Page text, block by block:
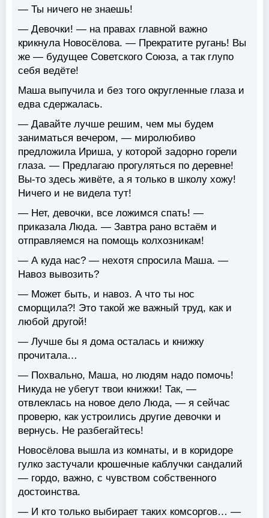
— Ты ничего не знаешь!
— Девочки! — на правах главной важно
крикнула Новосёлова. — Прекратите ругань! Вы
же — будущее Советского Союза, а так глупо
себя ведёте!
Маша выпучила и без того округленные глаза и
едва сдержалась.
— Давайте лучше решим, чем мы будем
заниматься вечером, — миролюбиво
предложила Ириша, у которой задорно горели
глаза. — Предлагаю прогуляться по деревне!
Вы-то здесь живёте, а я только в школу хожу!
Ничего и не видела тут!
— Нет, девочки, все ложимся спать! —
приказала Люда. — Завтра рано встаём и
отправляемся на помощь колхозникам!
— А куда нас? — нехотя спросила Маша. —
Навоз вывозить?
— Может быть, и навоз. А что ты нос
сморщила?! Это такой же важный труд, как и
любой другой!
— Лучше бы я дома осталась и книжку
прочитала…
— Похвально, Маша, но людям надо помочь!
Никуда не убегут твои книжки! Так, —
отвлеклась на новое дело Люда, — я сейчас
проверю, как устроились другие девочки и
вернусь. Не разбегайтесь!
Новосёлова вышла из комнаты, и в коридоре
гулко застучали крошечные каблучки сандалий
— гордо, важно, с чувством собственного
достоинства.
— И кто только выбирает таких комсоргов… —